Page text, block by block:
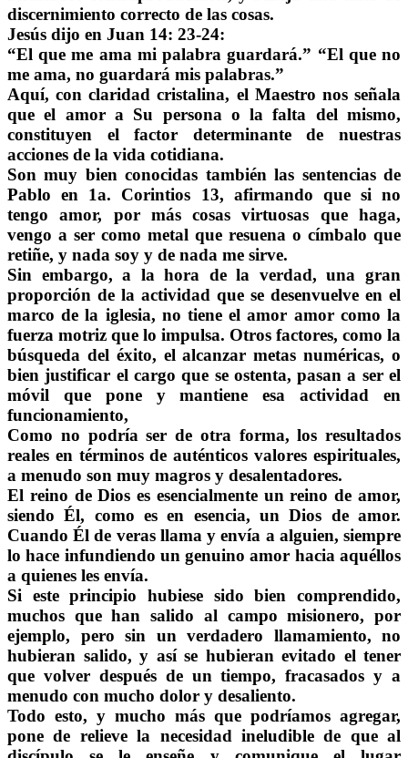
discernimiento correcto de las cosas.
Jesús dijo en Juan 14: 23-24:
“El que me ama mi palabra guardará.” “El que no
me ama, no guardará mis palabras.”
Aquí, con claridad cristalina, el Maestro nos señala
que el amor a Su persona o la falta del mismo,
constituyen el factor determinante de nuestras
acciones de la vida cotidiana.
Son muy bien conocidas también las sentencias de
Pablo en 1a. Corintios 13, afirmando que si no
tengo amor, por más cosas virtuosas que haga,
vengo a ser como metal que resuena o címbalo que
retiñe, y nada soy y de nada me sirve.
Sin embargo, a la hora de la verdad, una gran
proporción de la actividad que se desenvuelve en el
marco de la iglesia, no tiene el amor amor como la
fuerza motriz que lo impulsa. Otros factores, como la
búsqueda del éxito, el alcanzar metas numéricas, o
bien justificar el cargo que se ostenta, pasan a ser el
móvil que pone y mantiene esa actividad en
funcionamiento,
Como no podría ser de otra forma, los resultados
reales en términos de auténticos valores espirituales,
a menudo son muy magros y desalentadores.
El reino de Dios es esencialmente un reino de amor,
siendo Él, como es en esencia, un Dios de amor.
Cuando Él de veras llama y envía a alguien, siempre
lo hace infundiendo un genuino amor hacia aquéllos
a quienes les envía.
Si este principio hubiese sido bien comprendido,
muchos que han salido al campo misionero, por
ejemplo, pero sin un verdadero llamamiento, no
hubieran salido, y así se hubieran evitado el tener
que volver después de un tiempo, fracasados y a
menudo con mucho dolor y desaliento.
Todo esto, y mucho más que podríamos agregar,
pone de relieve la necesidad ineludible de que al